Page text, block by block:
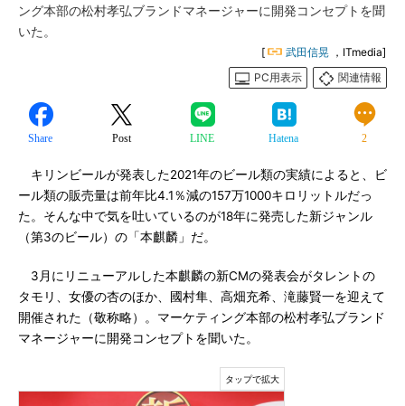
ング本部の松村孝弘ブランドマネージャーに開発コンセプトを聞
いた。
[ 武田信晃 ，ITmedia]
PC用表示
関連情報
Share Post LINE Hatena 2
キリンビールが発表した2021年のビール類の実績によると、ビ
ール類の販売量は前年比4.1％減の157万1000キロリットルだっ
た。そんな中で気を吐いているのが18年に発売した新ジャンル
（第3のビール）の「本麒麟」だ。
3月にリニューアルした本麒麟の新CMの発表会がタレントの
タモリ、女優の杏のほか、國村隼、高畑充希、滝藤賢一を迎えて
開催された（敬称略）。マーケティング本部の松村孝弘ブランド
マネージャーに開発コンセプトを聞いた。